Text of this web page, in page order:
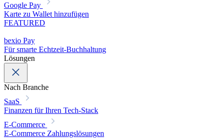
Google Pay
Karte zu Wallet hinzufügen
FEATURED
bexio Pay
Für smarte Echtzeit-Buchhaltung
Lösungen
Nach Branche
SaaS
Finanzen für Ihren Tech-Stack
E-Commerce
E-Commerce Zahlungslösungen